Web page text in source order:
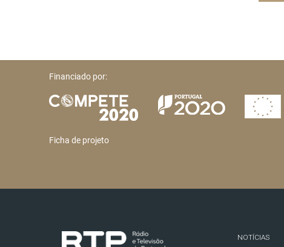
Financiado por:
Ficha de projeto
NOTÍCIAS